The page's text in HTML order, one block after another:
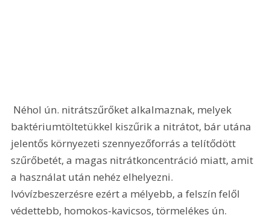
baktériumtöltetükkel kiszűrik a nitrátot, bár utána
jelentős környezeti szennyezőforrás a telítődött
szűrőbetét, a magas nitrátkoncentráció miatt, amit
a használat után nehéz elhelyezni.
Ivóvízbeszerzésre ezért a mélyebb, a felszín felől
védettebb, homokos-kavicsos, törmelékes ún.